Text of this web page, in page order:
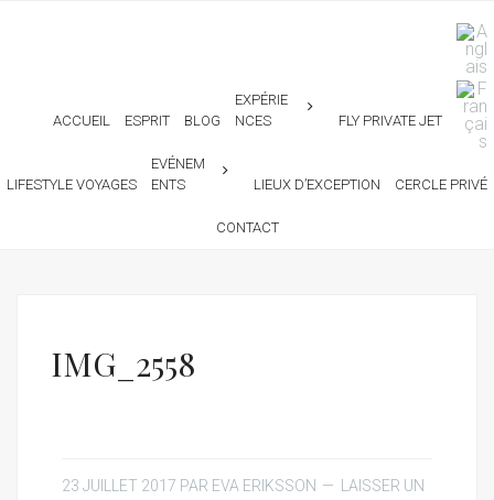
ACCUEIL ESPRIT BLOG
EXPÉRIE
NCES
FLY PRIVATE JET
LIFESTYLE VOYAGES
EVÉNEM
ENTS
LIEUX D’EXCEPTION CERCLE PRIVÉ
CONTACT
IMG_2558
23 JUILLET 2017 PAR EVA ERIKSSON
LAISSER UN